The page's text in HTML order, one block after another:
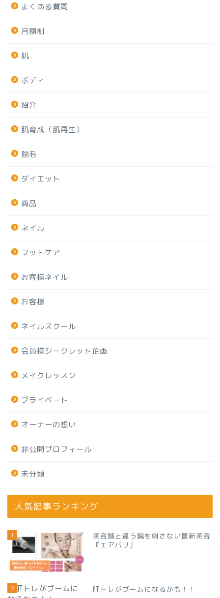
よくある質問
月額制
肌
ボディ
紹介
肌育成（肌再生）
脱毛
ダイエット
商品
ネイル
フットケア
お客様ネイル
お客様
ネイルスクール
会員様シークレット企画
メイクレッスン
プライベート
オーナーの想い
非公開プロフィール
未分類
人気記事ランキング
1
美容鍼と違う鍼を刺さない最新美容
『エアバリ』
2 肝トレがブームになるかも！！